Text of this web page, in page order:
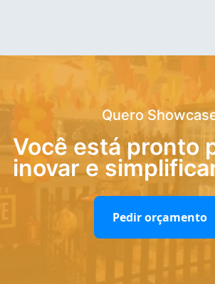
Quero
Você está pronto
inovar e
Pedir orçamento